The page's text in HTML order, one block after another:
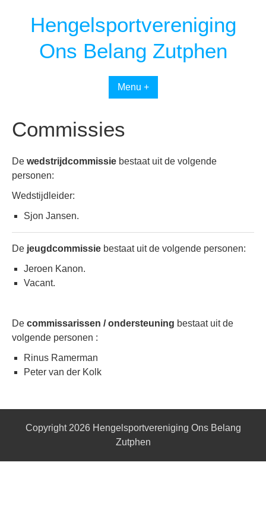
Hengelsportvereniging
Ons Belang Zutphen
Menu +
Commissies
De wedstrijdcommissie bestaat uit de volgende
personen:
Wedstijdleider:
Sjon Jansen.
De jeugdcommissie bestaat uit de volgende personen:
Jeroen Kanon.
Vacant.
De commissarissen / ondersteuning bestaat uit de
volgende personen :
Rinus Ramerman
Peter van der Kolk
Copyright 2026 Hengelsportvereniging Ons Belang
Zutphen